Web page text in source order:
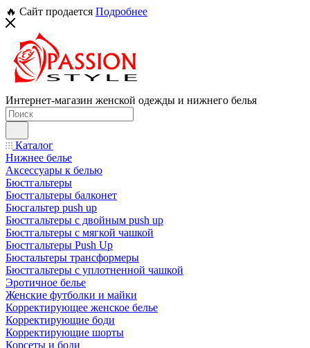
🔥 Сайт продается Подробнее
Интернет-магазин женской одежды и нижнего белья
Каталог
Нижнее белье
Аксессуары к белью
Бюстгальтеры
Бюстгальтеры балконет
Бюсгальтер push up
Бюстгальтеры с двойным push up
Бюстгальтеры с мягкой чашкой
Бюстгальтеры Push Up
Бюстальтеры трансформеры
Бюстгальтеры с уплотненной чашкой
Эротичное белье
Женские футболки и майки
Корректирующее женское белье
Корректирующие боди
Корректирующие шорты
Корсеты и боди